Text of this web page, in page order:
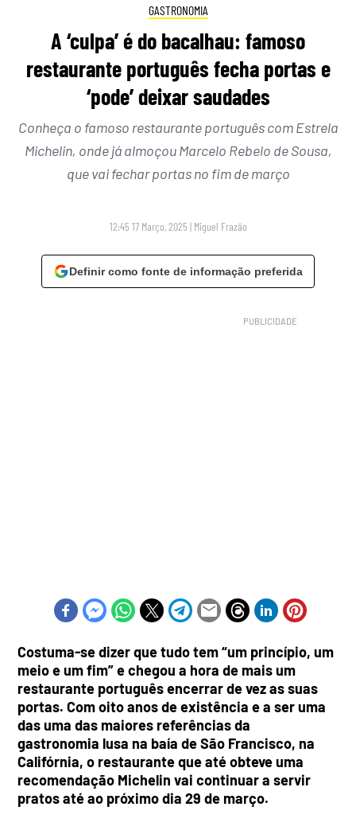
GASTRONOMIA
A ‘culpa’ é do bacalhau: famoso
restaurante português fecha portas e
‘pode’ deixar saudades
Conheça o famoso restaurante português com Estrela
Michelin, onde já almoçou Marcelo Rebelo de Sousa,
que vai fechar portas no fim de março
12:45 17 Março, 2025 | Miguel Frazão
Definir como fonte de informação preferida
Costuma-se dizer que tudo tem “um princípio, um
meio e um fim” e chegou a hora de mais um
restaurante português encerrar de vez as suas
portas. Com oito anos de existência e a ser uma
das uma das maiores referências da
gastronomia lusa na baía de São Francisco, na
Califórnia, o restaurante que até obteve uma
recomendação Michelin vai continuar a servir
pratos até ao próximo dia 29 de março.